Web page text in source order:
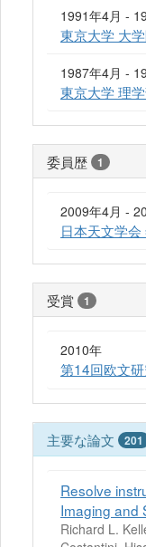
1991年4月 -
東京大学 大
1987年4月 -
東京大学 理
委員歴 1
2009年4月 -
日本天文学
受賞 1
2010年
第14回欧文
主要な論文 201
Resolve
Imaging and
Richard L.